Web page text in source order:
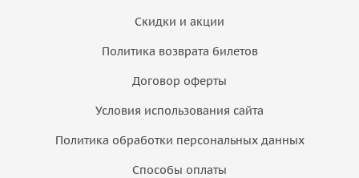
Скидки и акции
Политика возврата билетов
Договор оферты
Условия использования сайта
Политика обработки персональных данных
Способы оплаты